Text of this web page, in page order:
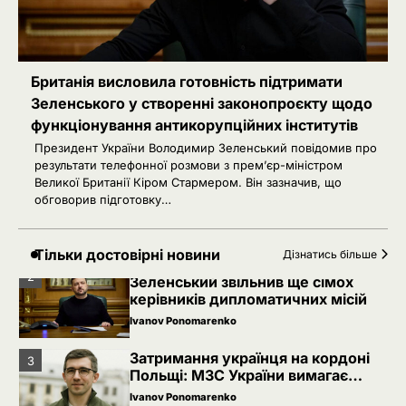
Британія висловила готовність підтримати
Зеленського у створенні законопроєкту щодо
функціонування антикорупційних інститутів
Президент України Володимир Зеленський повідомив про
результати телефонної розмови з прем’єр-міністром
Великої Британії Кіром Стармером. Він зазначив, що
обговорив підготовку…
Тільки достовірні новини Дізнатись більше
консульського доступу
Ivanov Ponomarenko
Російський удар знищив книжкові
склади у Харкові: мільйони
видань охопив вогонь
Ivanov Ponomarenko
Зеленський заявив про можливу
допомогу ОАЕ в Чорному морі
Ivanov Ponomarenko
Іран заявив про скасований удар
2
Зеленський звільнив ще сімох
керівників дипломатичних місій
Ivanov Ponomarenko
3
Затримання українця на кордоні
Польщі: МЗС України вимагає
консульського доступу
Ivanov Ponomarenko